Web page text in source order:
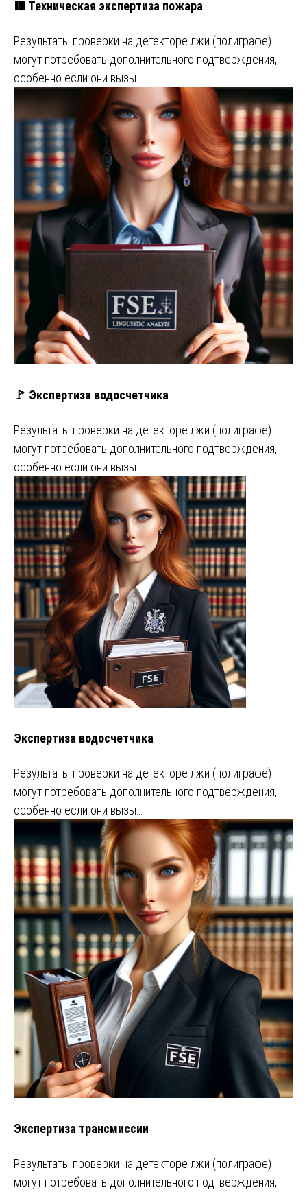
🟥 Техническая экспертиза пожара
Результаты проверки на детекторе лжи (полиграфе)
могут потребовать дополнительного подтверждения,
особенно если они вызы…
🚩 Экспертиза водосчетчика
Результаты проверки на детекторе лжи (полиграфе)
могут потребовать дополнительного подтверждения,
особенно если они вызы…
Экспертиза водосчетчика
Результаты проверки на детекторе лжи (полиграфе)
могут потребовать дополнительного подтверждения,
особенно если они вызы…
Экспертиза трансмиссии
Результаты проверки на детекторе лжи (полиграфе)
могут потребовать дополнительного подтверждения,